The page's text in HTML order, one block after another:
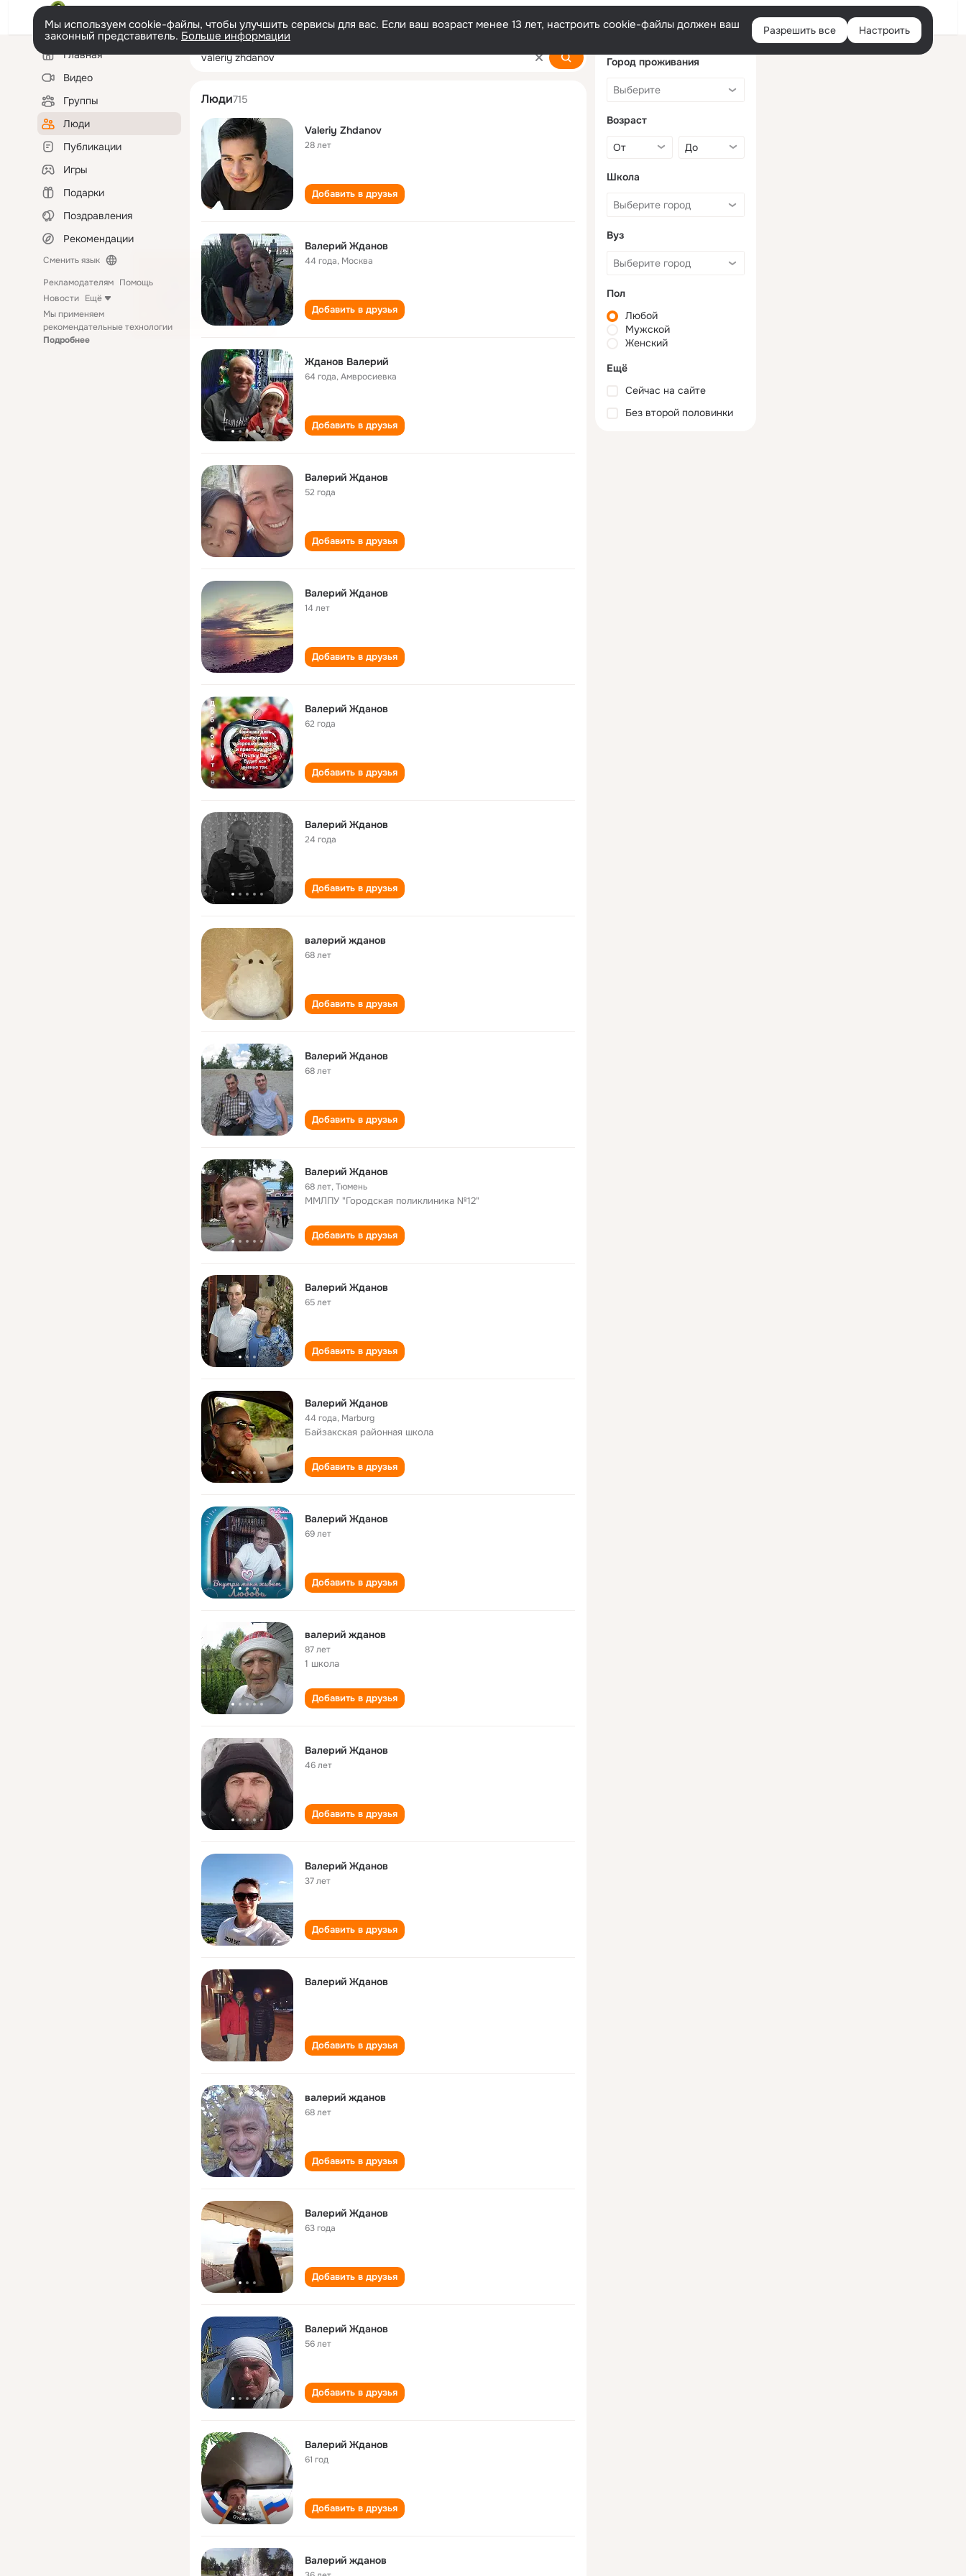
Войти
Мы используем cookie-файлы, чтобы улучшить сервисы для вас. Если ваш возраст менее 13 лет, настроить cookie-файлы должен ваш
законный представитель. Больше информации Разрешить все Настроить
Левая
колонкаГлавная
Видео
Группы
Люди
Публикации
Игры
Подарки
Поздравления
Рекомендации
Сменить язык
Рекламодателям Помощь
Новости Ещё
Мы применяем
рекомендательные технологии
Подробнее
valeriy zhdanov
Люди715
Valeriy Zhdanov
28 лет
Добавить в друзья
Валерий Жданов
44 года, Москва
Добавить в друзья
Жданов Валерий
64 года,Амвросиевка
Добавить в друзья
Валерий Жданов
52 года
Добавить в друзья
Валерий Жданов
14 лет
Добавить в друзья
Валерий Жданов
62 года
Добавить в друзья
Валерий Жданов
24 года
Добавить в друзья
валерий жданов
68 лет
Добавить в друзья
Валерий Жданов
68 лет
Добавить в друзья
Валерий Жданов
68 лет,Тюмень
ММЛПУ "Городская поликлиника №12"
Добавить в друзья
Валерий Жданов
65 лет
Добавить в друзья
Валерий Жданов
44 года, Marburg
Байзакская районная школа
Добавить в друзья
Валерий Жданов
69 лет
Добавить в друзья
валерий жданов
87 лет
1 школа
Добавить в друзья
Валерий Жданов
46 лет
Добавить в друзья
Валерий Жданов
37 лет
Добавить в друзья
Валерий Жданов
Добавить в друзья
валерий жданов
68 лет
Добавить в друзья
Валерий Жданов
63 года
Добавить в друзья
Валерий Жданов
56 лет
Добавить в друзья
Валерий Жданов
61 год
Добавить в друзья
Валерий жданов
Город проживания
Возраст
Школа
Вуз
Пол
Любой
Мужской
Женский
Ещё
Сейчас на сайте
Без второй половинки